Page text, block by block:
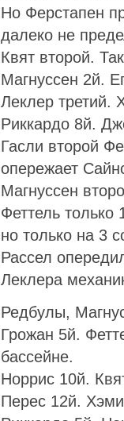
Но Ферстапен
далеко не
Квят второй.
Магнуссен 2й.
Леклер третий.
Риккардо 8й.
Гасли второй
опережает
Магнуссен
Феттель только
но только на 3
Рассел
Леклера
Редбулы,
Грожан 5й.
бассейне.
Норрис 10й.
Перес 12й.